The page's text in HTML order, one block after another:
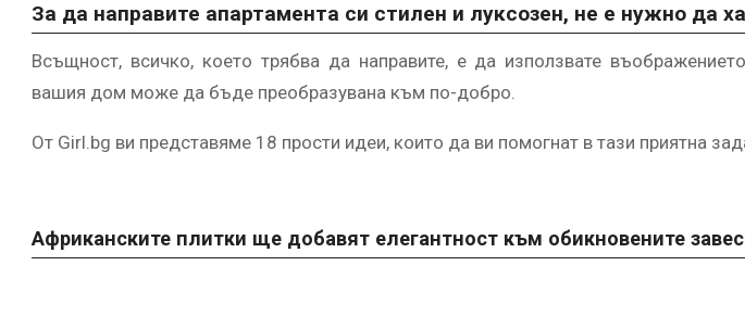
За да направите апартамента си стилен и луксозен, не е нужно да
Всъщност, всичко, което трябва да направите, е да използвате
вашия дом може да бъде преобразувана към по-добро.
От Girl.bg ви представяме 18 прости идеи, които да ви помогнат в тази приятна
Африканските плитки ще добавят елегантност към обикновените